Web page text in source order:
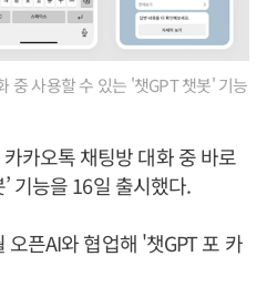
중 사용할 수 있는 '챗GPT 챗봇' 기능
카오톡 채팅방 대화 중 바로
기능을 16일 출시했다.
픈AI와 협업해 '챗GPT 포 카